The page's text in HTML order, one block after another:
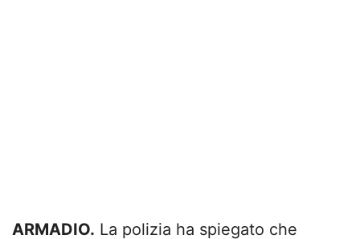
ARMADIO. La polizia ha spiegato che